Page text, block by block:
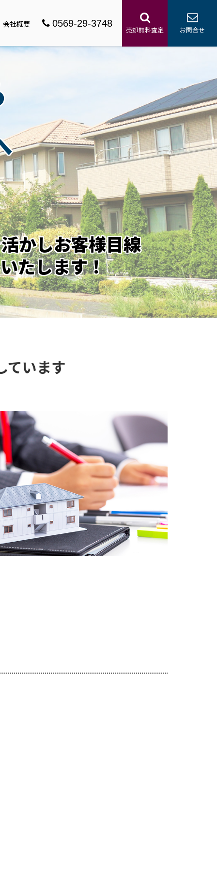
会社概要 0569-29-3748
売却無料査定 お問合せ
かしお客様目線
たします！
ています